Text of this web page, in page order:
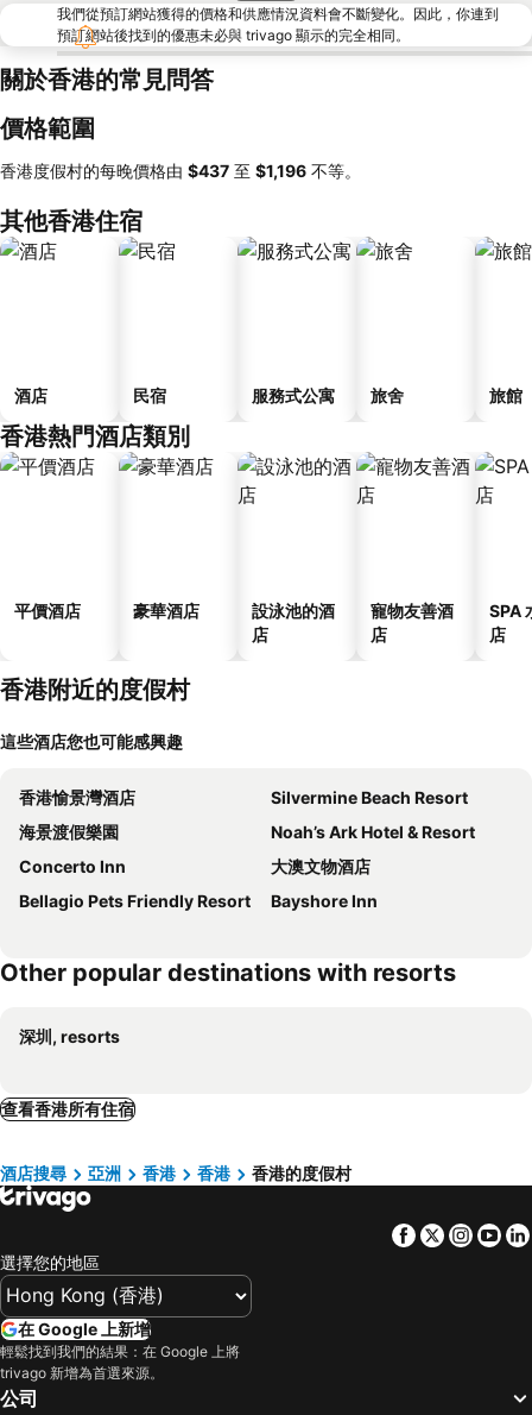
我們從預訂網站獲得的價格和供應情況資料會不斷變化。因此，你連到
預訂網站後找到的優惠未必與 trivago 顯示的完全相同。
關於香港的常見問答
價格範圍
香港度假村的每晚價格由 ‎$437 至 ‎$1,196 不等。
其他香港住宿
酒店 民宿 服務式公寓 旅舍 旅館
香港熱門酒店類別
平價酒店 豪華酒店
設泳池的酒
店
寵物友善酒
店
SPA
店
香港附近的度假村
這些酒店您也可能感興趣
香港愉景灣酒店
Silvermine Beach Resort
海景渡假樂園
Noah’s Ark Hotel & Resort
Concerto Inn
大澳文物酒店
Bellagio Pets Friendly Resort
Bayshore Inn
Other popular destinations with resorts
深圳, resorts
查看香港所有住宿
酒店搜尋 亞洲 香港 香港 香港的度假村
Facebook
Twitter
選擇您的地區
在 Google 上新增
輕鬆找到我們的結果：在 Google 上將
trivago 新增為首選來源。
公司